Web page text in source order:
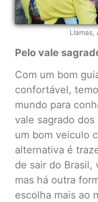
Llamas,
Pelo vale
Com um bom
confortável,
mundo para
vale sagrado
um bom veiculo
alternativa é
de sair do Brasil,
mas há outra
escolha mais ao